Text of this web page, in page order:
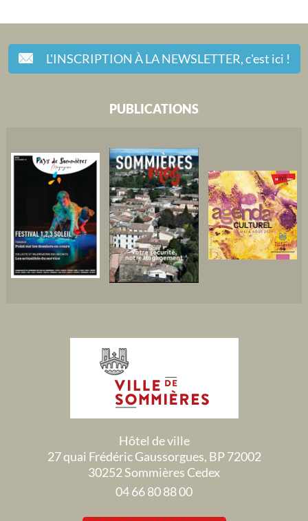
L'INSCRIPTION À LA NEWSLETTER,c'est ici !
PUBLICATIONS
Hôtel de ville
27 quai Frédéric Gaussorgues, BP 72002
30252 Sommières Cedex
04 66 80 88 00